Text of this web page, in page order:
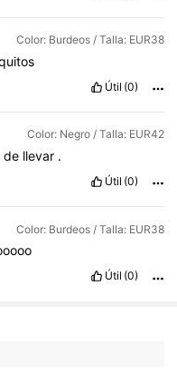
Color: Burdeos / Talla: EUR38
Útil (0)
Color: Negro / Talla: EUR42
de llevar .
Útil (0)
Color: Burdeos / Talla: EUR38
Útil (0)